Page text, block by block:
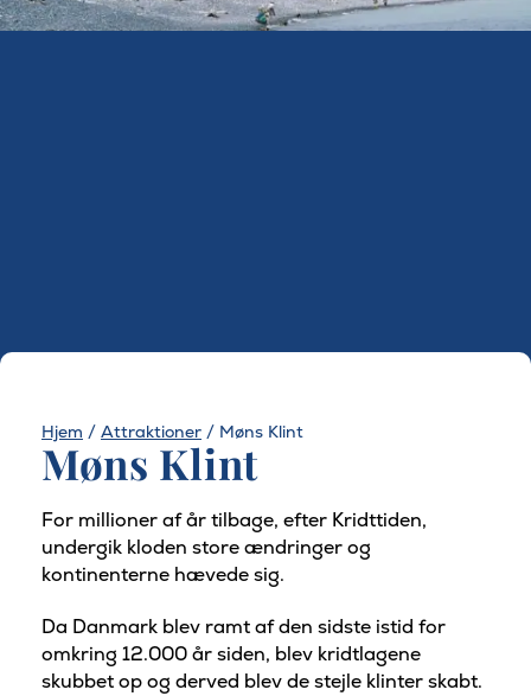
Hjem / Attraktioner / Møns Klint
Møns Klint
For millioner af år tilbage, efter Kridttiden,
undergik kloden store ændringer og
kontinenterne hævede sig.
Da Danmark blev ramt af den sidste istid for
omkring 12.000 år siden, blev kridtlagene
skubbet op og derved blev de stejle klinter skabt.